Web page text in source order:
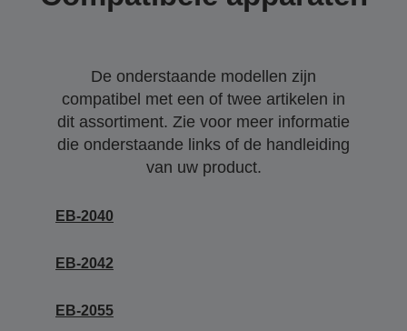
De onderstaande modellen zijn
compatibel met een of twee artikelen in
dit assortiment. Zie voor meer informatie
die onderstaande links of de handleiding
van uw product.
EB-2040
EB-2042
EB-2055